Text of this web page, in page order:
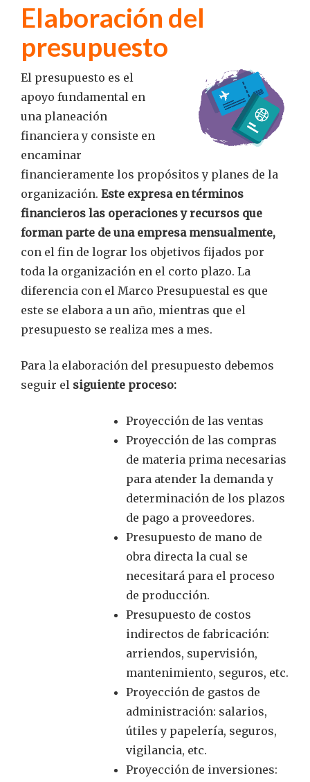
Elaboración del
presupuesto
El presupuesto es el
apoyo fundamental en
una planeación
financiera y consiste en
encaminar
financieramente los propósitos y planes de la
organización. Este expresa en términos
financieros las operaciones y recursos que
forman parte de una empresa mensualmente,
con el fin de lograr los objetivos fijados por
toda la organización en el corto plazo. La
diferencia con el Marco Presupuestal es que
este se elabora a un año, mientras que el
presupuesto se realiza mes a mes.
Para la elaboración del presupuesto debemos
seguir el siguiente proceso:
Proyección de las ventas
Proyección de las compras
de materia prima necesarias
para atender la demanda y
determinación de los plazos
de pago a proveedores.
Presupuesto de mano de
obra directa la cual se
necesitará para el proceso
de producción.
Presupuesto de costos
indirectos de fabricación:
arriendos, supervisión,
mantenimiento, seguros, etc.
Proyección de gastos de
administración: salarios,
útiles y papelería, seguros,
vigilancia, etc.
Proyección de inversiones: